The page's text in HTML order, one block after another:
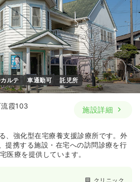
ールあり
ブランク可
詳細を見る
一般病院
一時募集休止
円/月 賞与3.77ヶ月
4週8休以上 月給31万円以上可
ルテ 車通勤可 託児所
霞103
施設詳細
、強化型在宅療養支援診療所です。外
提携する施設・在宅への訪問診療を行
医療を提供しています。
クリニック